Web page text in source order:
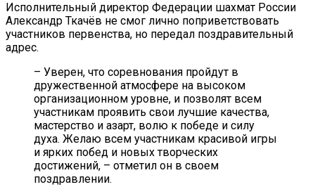
Исполнительный директор Федерации шахмат России
Александр Ткачёв не смог лично поприветствовать
участников первенства, но передал поздравительный
адрес.
– Уверен, что соревнования пройдут в
дружественной атмосфере на высоком
организационном уровне, и позволят всем
участникам проявить свои лучшие качества,
мастерство и азарт, волю к победе и силу
духа. Желаю всем участникам красивой игры
и ярких побед и новых творческих
достижений, – отметил он в своем
поздравлении.